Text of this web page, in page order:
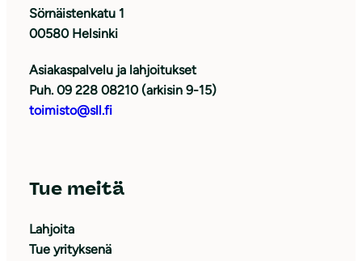
Sörnäistenkatu 1
00580 Helsinki
Asiakaspalvelu ja lahjoitukset
Puh. 09 228 08210 (arkisin 9-15)
toimisto@sll.fi
Tue meitä
Lahjoita
Tue yrityksenä